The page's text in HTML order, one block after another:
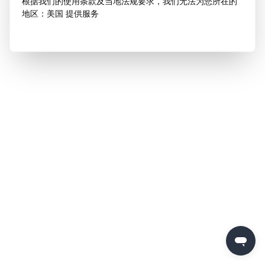
地区：美国 提供服务